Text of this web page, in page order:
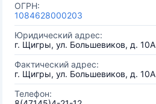
ОГРН:
1084628000203
Юридический адрес:
г. Щигры, ул. Большевиков, д. 10А
Фактический адрес:
г. Щигры, ул. Большевиков, д. 10А
Телефон: